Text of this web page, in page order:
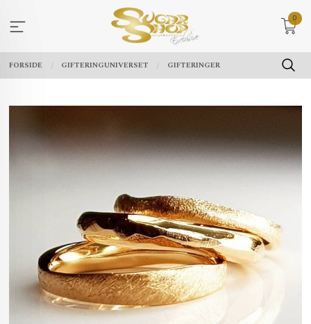
innholdet
0
FORSIDE GIFTERINGUNIVERSET GIFTERINGER